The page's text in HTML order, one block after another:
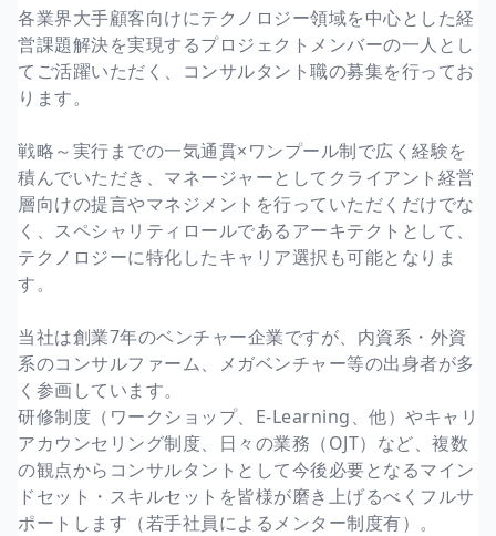
各業界大手顧客向けにテクノロジー領域を中心とした経
営課題解決を実現するプロジェクトメンバーの一人とし
てご活躍いただく、コンサルタント職の募集を行ってお
ります。
戦略～実行までの一気通貫×ワンプール制で広く経験を
積んでいただき、マネージャーとしてクライアント経営
層向けの提言やマネジメントを行っていただくだけでな
く、スペシャリティロールであるアーキテクトとして、
テクノロジーに特化したキャリア選択も可能となりま
す。
当社は創業7年のベンチャー企業ですが、内資系・外資
系のコンサルファーム、メガベンチャー等の出身者が多
く参画しています。
研修制度（ワークショップ、E-Learning、他）やキャリ
アカウンセリング制度、日々の業務（OJT）など、複数
の観点からコンサルタントとして今後必要となるマイン
ドセット・スキルセットを皆様が磨き上げるべくフルサ
ポートします（若手社員によるメンター制度有）。